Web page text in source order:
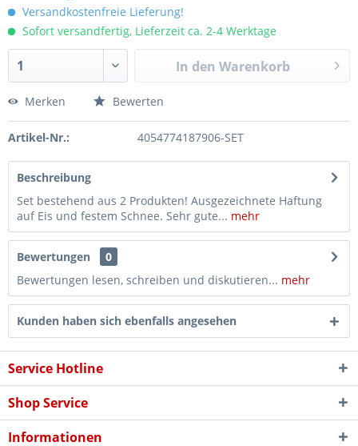
Versandkostenfreie Lieferung!
Sofort versandfertig, Lieferzeit ca. 2-4 Werktage
In den Warenkorb
Merken Bewerten
Artikel-Nr.: 4054774187906-SET
Beschreibung
Set bestehend aus 2 Produkten! Ausgezeichnete Haftung
auf Eis und festem Schnee. Sehr gute... mehr
Bewertungen
0
Bewertungen lesen, schreiben und diskutieren... mehr
Kunden haben sich ebenfalls angesehen
Service Hotline
Shop Service
Informationen